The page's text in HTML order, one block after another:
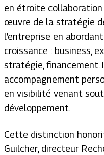
en étroite
œuvre de la stratégie
l’entreprise en
croissance : business,
stratégie, financement.
accompagnement
en visibilité venant
développement.
Cette distinction
Guilcher, directeur